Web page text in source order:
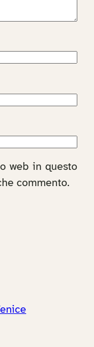
web in questo
commento.